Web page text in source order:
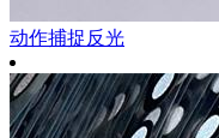
动作捕捉反光